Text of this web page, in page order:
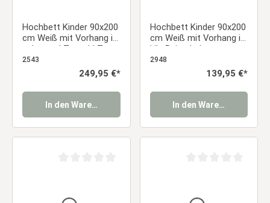
Hochbett Kinder 90x200
cm Weiß mit Vorhang in
schwarz | Tunnel | Turm
| Rutsche | mit
Lattenrost | Pirat |
2543
Regulärer Preis:
249,95 €*
In den Warenkorb
Hochbett Kinder 90x200
cm Weiß mit Vorhang in
Lila Beige | ohne
Lattenrost
2948
Regulärer Preis:
139,95 €*
In den Warenkorb